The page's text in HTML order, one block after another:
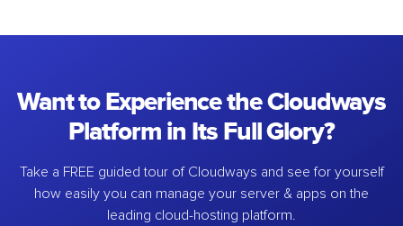
Want to Experience the Cloudways
Platform in Its Full Glory?
Take a FREE guided tour of Cloudways and see for yourself
how easily you can manage your server & apps on the
leading cloud-hosting platform.